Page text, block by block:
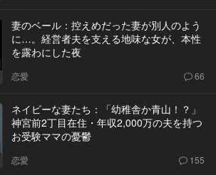
妻のベール：控えめだった妻が別人のよう
に…。経営者夫を支える地味な女が、本性
を露わにした夜
恋愛 66
ネイビーな妻たち：「幼稚舎か青山！？」
神宮前2丁目在住・年収2,000万の夫を持つ
お受験ママの憂鬱
恋愛 155